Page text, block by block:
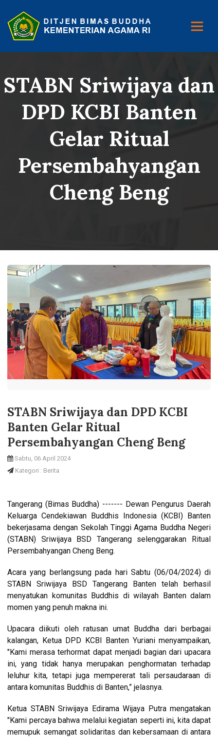
STABN Sriwijaya dan
DPD KCBI Banten
Gelar Ritual
Persembahyangan
Cheng Beng
STABN Sriwijaya dan DPD KCBI
Banten Gelar Ritual
Persembahyangan Cheng Beng
Sabtu, 06 April 2024
Kategori : Berita
Tangerang (Bimas Buddha) ------- Dewan Pengurus Daerah
Keluarga Cendekiawan Buddhis Indonesia (KCBI) Banten
bekerjasama dengan Sekolah Tinggi Agama Buddha Negeri
(STABN) Sriwijaya BSD Tangerang selenggarakan Ritual
Persembahyangan Cheng Beng.
Acara yang berlangsung pada hari Sabtu (06/04/2024) di
STABN Sriwijaya BSD Tangerang Banten telah berhasil
menyatukan komunitas Buddhis di wilayah Banten dalam
momen yang penuh makna ini.
Upacara diikuti oleh ratusan umat Buddha dari berbagai
kalangan, Ketua DPD KCBI Banten Yuriani menyampaikan,
"Kami merasa terhormat dapat menjadi bagian dari upacara
ini, yang tidak hanya merupakan penghormatan terhadap
leluhur kita, tetapi juga mempererat tali persaudaraan di
antara komunitas Buddhis di Banten,” jelasnya.
Ketua STABN Sriwijaya Edirama Wijaya Putra mengatakan
"Kami percaya bahwa melalui kegiatan seperti ini, kita dapat
memupuk semangat solidaritas dan kebersamaan di antara